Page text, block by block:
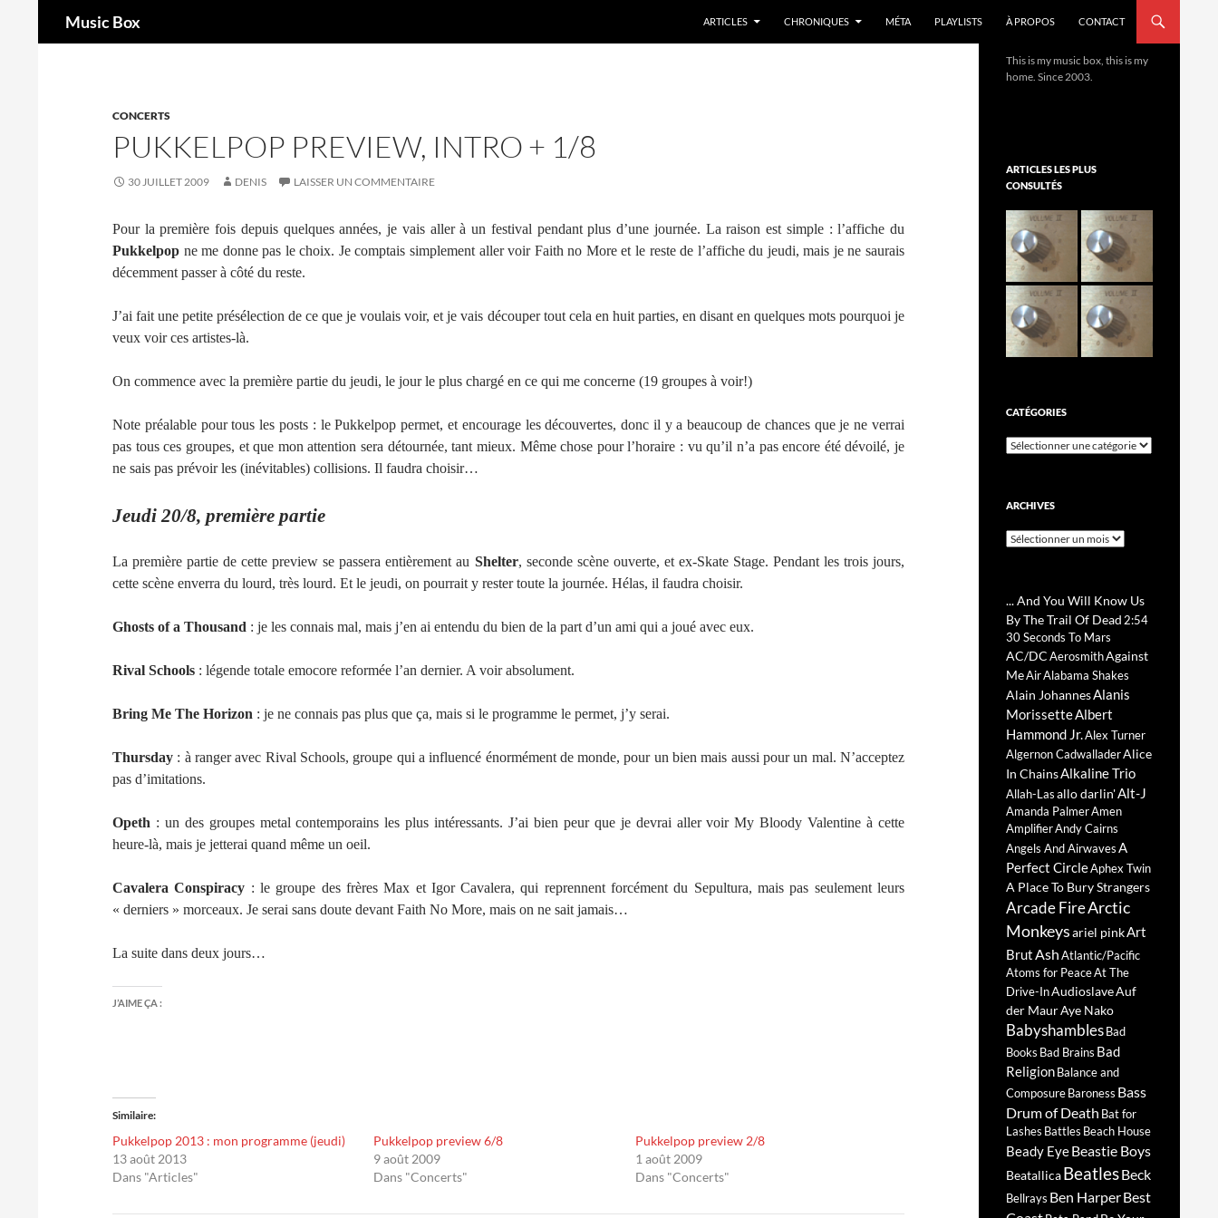
Music Box ARTICLES CHRONIQUES MÉTA PLAYLISTS À PROPOS CONTACT
CONCERTS
PUKKELPOP PREVIEW, INTRO + 1/8
30 JUILLET 2009 DENIS LAISSER UN COMMENTAIRE
Pour la première fois depuis quelques années, je vais aller à un festival pendant plus d’une journée. La raison est simple : l’affiche du
Pukkelpop ne me donne pas le choix. Je comptais simplement aller voir Faith no More et le reste de l’affiche du jeudi, mais je ne saurais
décemment passer à côté du reste.
J’ai fait une petite présélection de ce que je voulais voir, et je vais découper tout cela en huit parties, en disant en quelques mots pourquoi je
veux voir ces artistes-là.
On commence avec la première partie du jeudi, le jour le plus chargé en ce qui me concerne (19 groupes à voir!)
Note préalable pour tous les posts : le Pukkelpop permet, et encourage les découvertes, donc il y a beaucoup de chances que je ne verrai
pas tous ces groupes, et que mon attention sera détournée, tant mieux. Même chose pour l’horaire : vu qu’il n’a pas encore été dévoilé, je
ne sais pas prévoir les (inévitables) collisions. Il faudra choisir…
Jeudi 20/8, première partie
La première partie de cette preview se passera entièrement au Shelter, seconde scène ouverte, et ex-Skate Stage. Pendant les trois jours,
cette scène enverra du lourd, très lourd. Et le jeudi, on pourrait y rester toute la journée. Hélas, il faudra choisir.
Ghosts of a Thousand : je les connais mal, mais j’en ai entendu du bien de la part d’un ami qui a joué avec eux.
Rival Schools : légende totale emocore reformée l’an dernier. A voir absolument.
Bring Me The Horizon : je ne connais pas plus que ça, mais si le programme le permet, j’y serai.
Thursday : à ranger avec Rival Schools, groupe qui a influencé énormément de monde, pour un bien mais aussi pour un mal. N’acceptez
pas d’imitations.
Opeth : un des groupes metal contemporains les plus intéressants. J’ai bien peur que je devrai aller voir My Bloody Valentine à cette
heure-là, mais je jetterai quand même un oeil.
Cavalera Conspiracy : le groupe des frères Max et Igor Cavalera, qui reprennent forcément du Sepultura, mais pas seulement leurs
« derniers » morceaux. Je serai sans doute devant Faith No More, mais on ne sait jamais…
La suite dans deux jours…
J’AIME ÇA :
Similaire
Pukkelpop 2013 : mon programme (jeudi)
13 août 2013
Dans "Articles"
Pukkelpop preview 6/8
9 août 2009
Dans "Concerts"
Pukkelpop preview 2/8
1 août 2009
Dans "Concerts"
This is my music box, this is my
home. Since 2003.
ARTICLES LES PLUS
CONSULTÉS
CATÉGORIES
Catégories
ARCHIVES
Archives
... And You Will Know Us
By The Trail Of Dead 2:54
30 Seconds To Mars
AC/DCAerosmithAgainst
MeAirAlabama Shakes
Alain JohannesAlanis
MorissetteAlbert
Hammond Jr.Alex Turner
Algernon CadwalladerAlice
In ChainsAlkaline Trio
Allah-Lasallo darlin'Alt-J
Amanda PalmerAmen
AmplifierAndy Cairns
Angels And AirwavesA
Perfect CircleAphex Twin
A Place To Bury Strangers
Arcade FireArctic
Monkeysariel pinkArt
BrutAshAtlantic/Pacific
Atoms for PeaceAt The
Drive-InAudioslaveAuf
der MaurAye Nako
BabyshamblesBad
Books Bad Brains Bad
ReligionBalance and
ComposureBaroness Bass
Drum of Death Bat for
Lashes Battles Beach House
Beady EyeBeastie Boys
BeatallicaBeatlesBeck
Bellrays Ben HarperBest